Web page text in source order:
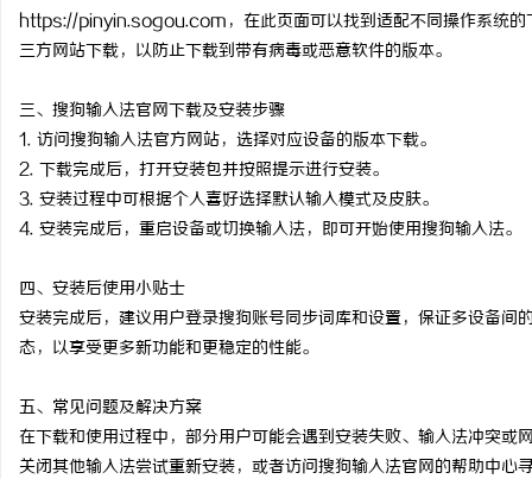
https://pinyin.sogou.com，在此页面可以找到适配不同操作系统
三方网站下载，以防止下载到带有病毒或恶意软件的版本。
三、搜狗输入法官网下载及安装步骤
1. 访问搜狗输入法官方网站，选择对应设备的版本下载。
2. 下载完成后，打开安装包并按照提示进行安装。
3. 安装过程中可根据个人喜好选择默认输入模式及皮肤。
4. 安装完成后，重启设备或切换输入法，即可开始使用搜狗输入法。
四、安装后使用小贴士
安装完成后，建议用户登录搜狗账号同步词库和设置，保证多设备
态，以享受更多新功能和更稳定的性能。
五、常见问题及解决方案
在下载和使用过程中，部分用户可能会遇到安装失败、输入法冲突
关闭其他输入法尝试重新安装，或者访问搜狗输入法官网的帮助中心
武汉配眼镜 上海配眼镜